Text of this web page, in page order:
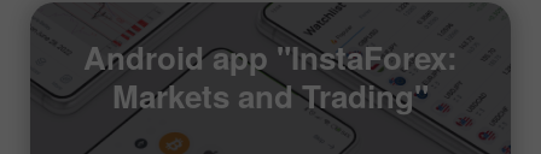
Android app "InstaForex:
Markets and Trading"